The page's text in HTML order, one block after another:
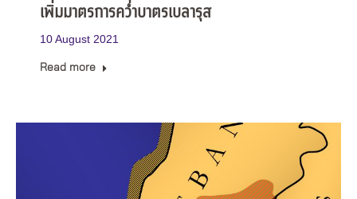
เพิ่มมาตรการคว่ำบาตรเบลารุส
10 August 2021
Read more